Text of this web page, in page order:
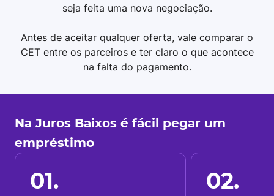
seja feita uma nova negociação.
Antes de aceitar qualquer oferta, vale comparar o
CET entre os parceiros e ter claro o que acontece
na falta do pagamento.
Na Juros Baixos é fácil pegar um
empréstimo
01. 02.